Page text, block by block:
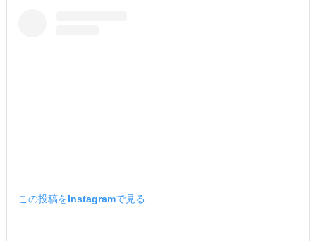
この投稿をInstagramで見る